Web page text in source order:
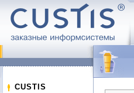
CUSTIS